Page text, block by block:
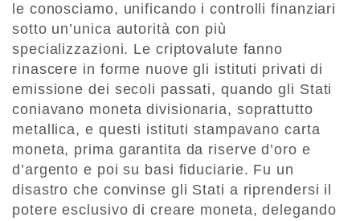
le conosciamo, unificando i controlli finanziari
sotto un’unica autorità con più
specializzazioni. Le criptovalute fanno
rinascere in forme nuove gli istituti privati di
emissione dei secoli passati, quando gli Stati
coniavano moneta divisionaria, soprattutto
metallica, e questi istituti stampavano carta
moneta, prima garantita da riserve d’oro e
d’argento e poi su basi fiduciarie. Fu un
disastro che convinse gli Stati a riprendersi il
potere esclusivo di creare moneta, delegando